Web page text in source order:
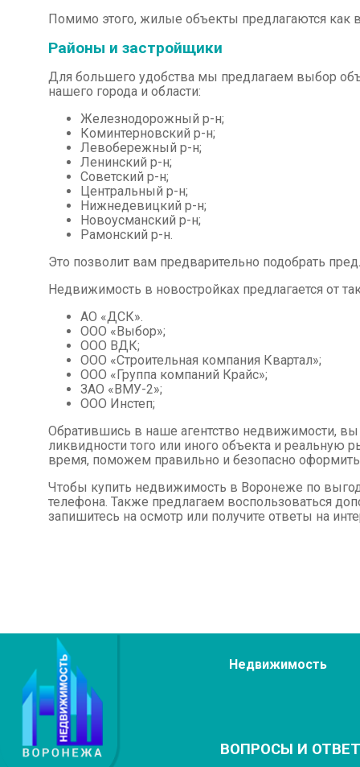
Помимо этого, жилые объекты предлагаются как
Районы и застройщики
Для большего удобства мы предлагаем выбор
нашего города и области:
Железнодорожный р-н;
Коминтерновский р-н;
Левобережный р-н;
Ленинский р-н;
Советский р-н;
Центральный р-н;
Нижнедевицкий р-н;
Новоусманский р-н;
Рамонский р-н.
Это позволит вам предварительно подобрать
Недвижимость в новостройках предлагается от
АО «ДСК».
ООО «Выбор»;
ООО ВДК;
ООО «Строительная компания Квартал»;
ООО «Группа компаний Крайс»;
ЗАО «ВМУ-2»;
ООО Инстеп;
Обратившись в наше агентство недвижимости,
ликвидности того или иного объекта и
время, поможем правильно и безопасно
Чтобы купить недвижимость в Воронеже по
телефона. Также предлагаем воспользоваться
запишитесь на осмотр или получите ответы на
Недвижимость
ВОПРОСЫ И